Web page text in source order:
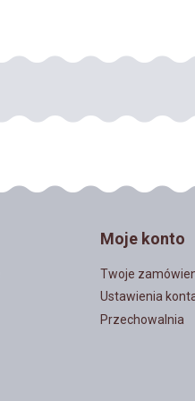
Moje konto
Twoje
Ustawienia
Przechowalnia